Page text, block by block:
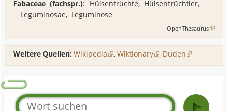
Fabaceae (fachspr.): Hülsenfrüchte, Hülsenfrüchtler,
Leguminosae, Leguminose
OpenThesaurus
Weitere Quellen: Wikipedia ,Wiktionary , Duden